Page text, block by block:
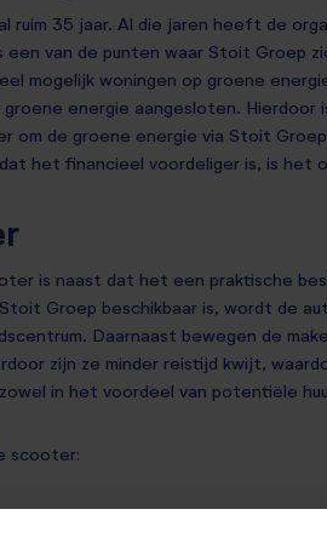
ruim 35 jaar. Al die jaren heeft de
een van de punten waar Stoit Groep
mogelijk woningen op groene
groene energie aangesloten. Hierdoor
om de groene energie via Stoit
het financieel voordeliger is, is het
is naast dat het een praktische
Groep beschikbaar is, wordt de
Daarnaast bewegen de
zijn ze minder reistijd kwijt,
in het voordeel van potentiële
scooter: